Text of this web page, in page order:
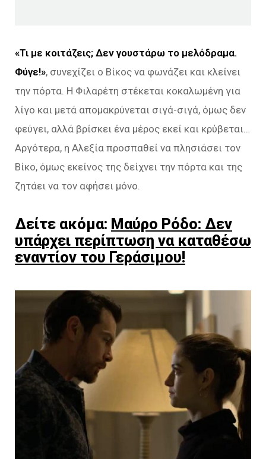
«Τι με κοιτάζεις; Δεν γουστάρω το μελόδραμα.
Φύγε!», συνεχίζει ο Βίκος να φωνάζει και κλείνει
την πόρτα. Η Φιλαρέτη στέκεται κοκαλωμένη για
λίγο και μετά απομακρύνεται σιγά-σιγά, όμως δεν
φεύγει, αλλά βρίσκει ένα μέρος εκεί και κρύβεται…
Αργότερα, η Αλεξία προσπαθεί να πλησιάσει τον
Βίκο, όμως εκείνος της δείχνει την πόρτα και της
ζητάει να τον αφήσει μόνο.
Δείτε ακόμα: Μαύρο Ρόδο: Δεν
υπάρχει περίπτωση να καταθέσω
εναντίον του Γεράσιμου!